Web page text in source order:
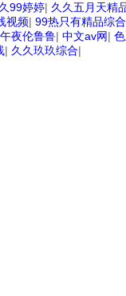
99婷婷| 久久五月天精
视频| 99热只有精品综合
夜伦鲁鲁| 中文av网|
| 久久玖玖综合|